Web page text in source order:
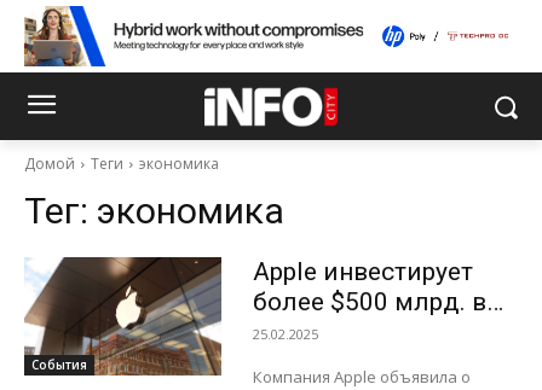
Домой Теги экономика
Тег: экономика
События
Apple инвестирует
более $500 млрд. в
экономику США
25.02.2025
Компания Apple объявила о